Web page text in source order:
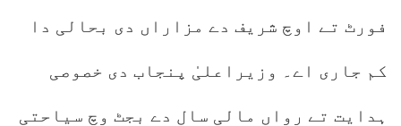
فورٹ تے اوچ شریف دے مزاراں دی بحالی دا
کم جاری اے۔ وزیراعلیٰ پنجاب دی خصوصی
ہدایت تے رواں مالی سال دے بجٹ وچ سیاحتی